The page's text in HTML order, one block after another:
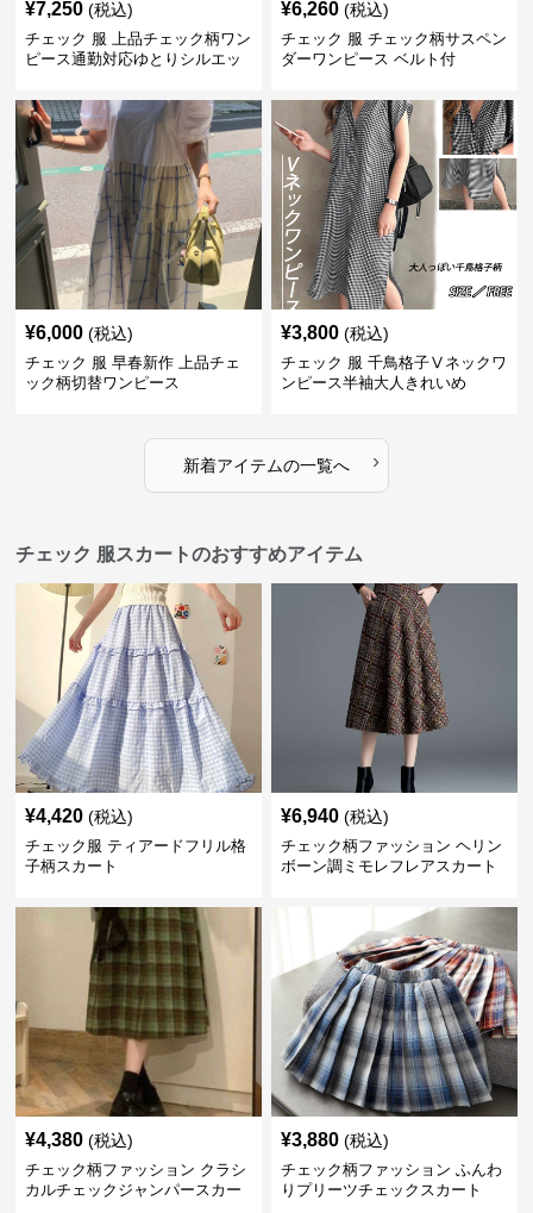
¥7,250 (税込)
チェック 服 上品チェック柄ワン
ピース通勤対応ゆとりシルエッ
¥6,260 (税込)
チェック 服 チェック柄サスペン
ダーワンピース ベルト付
¥6,000 (税込)
チェック 服 早春新作 上品チェ
ック柄切替ワンピース
¥3,800 (税込)
チェック 服 千鳥格子Ⅴネックワ
ンピース半袖大人きれいめ
新着アイテムの一覧へ ›
チェック 服スカートのおすすめアイテム
¥4,420 (税込)
チェック服 ティアードフリル格
子柄スカート
¥6,940 (税込)
チェック柄ファッション ヘリン
ボーン調ミモレフレアスカート
¥4,380 (税込)
チェック柄ファッション クラシ
カルチェックジャンパースカー
¥3,880 (税込)
チェック柄ファッション ふんわ
りプリーツチェックスカート